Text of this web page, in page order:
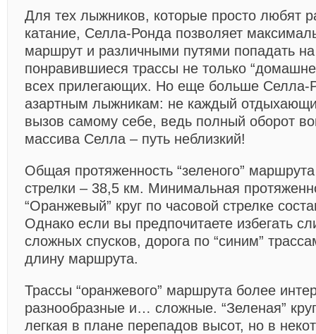
Для тех лыжников, которые просто любят
катание, Селла-Ронда позволяет
маршрут и различными путями попадать
понравившиеся трассы не только
всех прилегающих. Но еще больше Селла-
азартным лыжникам: не каждый
вызов самому себе, ведь полный оборот
массива Селла – путь неблизкий!
Общая протяженность “зеленого”
стрелки – 38,5 км. Минимальная
“Оранжевый” круг по часовой стрелке
Однако если вы предпочитаете избегать
сложных спусков, дорога по “синим”
длину маршрута.
Трассы “оранжевого” маршрута более
разнообразные и… сложные. “Зеленая”
легкая в плане перепадов высот, но в